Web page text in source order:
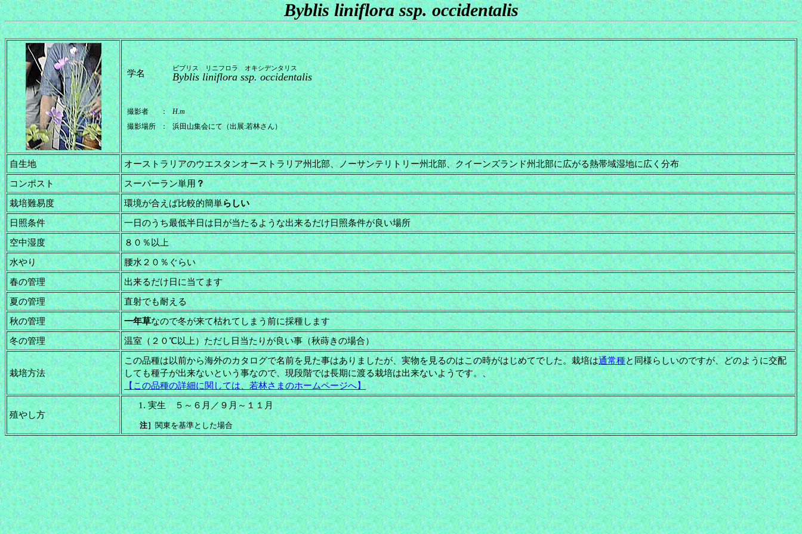
Byblis liniflora ssp. occidentalis
学名 ビブリス リニフロラ オキシデンタリス
Byblis liniflora ssp. occidentalis
撮影者 ：
H.m
撮影場所 ： 浜田山集会にて（出展:若林さん）
自生地
オーストラリアのウエスタンオーストラリア州北部、ノーサンテリトリー州北部、クイーンズランド州北部に広がる熱帯域湿地に広く分布
コンポスト
スーパーラン単用？
栽培難易度
環境が合えば比較的簡単らしい
日照条件
一日のうち最低半日は日が当たるような出来るだけ日照条件が良い場所
空中湿度
８０％以上
水やり
腰水２０％ぐらい
春の管理
出来るだけ日に当てます
夏の管理
直射でも耐える
秋の管理
一年草なので冬が来て枯れてしまう前に採種します
冬の管理
温室（２０℃以上）ただし日当たりが良い事（秋蒔きの場合）
栽培方法
この品種は以前から海外のカタログで名前を見た事はありましたが、実物を見るのはこの時がはじめてでした。栽培は通常種と同様らしいのですが、どのように交配
しても種子が出来ないという事なので、現段階では長期に渡る栽培は出来ないようです。、
【この品種の詳細に関しては、若林さまのホームページへ】
殖やし方
実生 ５～６月／９月～１１月
注］関東を基準とした場合